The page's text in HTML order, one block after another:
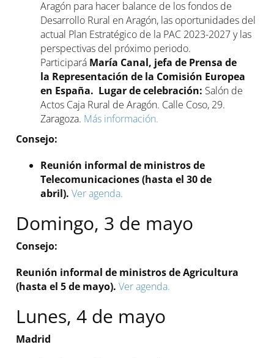
Aragón para hacer balance de los fondos de
Desarrollo Rural en Aragón, las oportunidades del
actual Plan Estratégico de la PAC 2023-2027 y las
perspectivas del próximo periodo.
Participará María Canal, jefa de Prensa de
la Representación de la Comisión Europea
en España. Lugar de celebración: Salón de
Actos Caja Rural de Aragón. Calle Coso, 29.
Zaragoza. Más información.
Consejo:
Reunión informal de ministros de
Telecomunicaciones (hasta el 30 de
abril).Ver agenda.
Domingo, 3 de mayo
Consejo:
Reunión informal de ministros de Agricultura
(hasta el 5 de mayo).Ver agenda.
Lunes, 4 de mayo
Madrid